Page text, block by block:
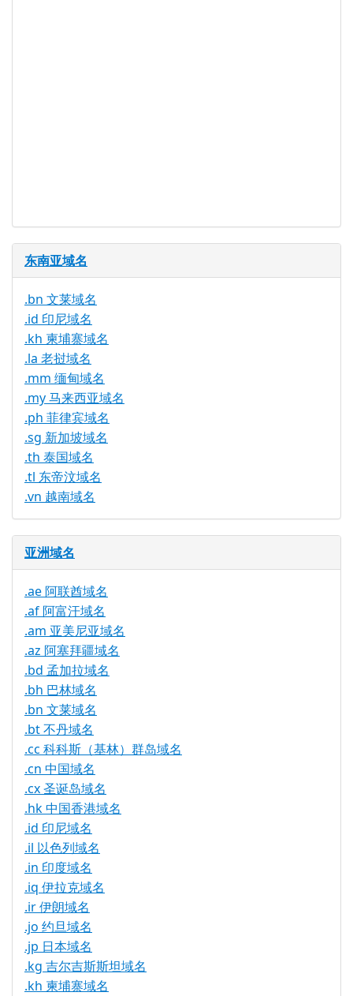
东南亚域名
.bn 文莱域名
.id 印尼域名
.kh 柬埔寨域名
.la 老挝域名
.mm 缅甸域名
.my 马来西亚域名
.ph 菲律宾域名
.sg 新加坡域名
.th 泰国域名
.tl 东帝汶域名
.vn 越南域名
亚洲域名
.ae 阿联酋域名
.af 阿富汗域名
.am 亚美尼亚域名
.az 阿塞拜疆域名
.bd 孟加拉域名
.bh 巴林域名
.bn 文莱域名
.bt 不丹域名
.cc 科科斯（基林）群岛域名
.cn 中国域名
.cx 圣诞岛域名
.hk 中国香港域名
.id 印尼域名
.il 以色列域名
.in 印度域名
.iq 伊拉克域名
.ir 伊朗域名
.jo 约旦域名
.jp 日本域名
.kg 吉尔吉斯斯坦域名
.kh 柬埔寨域名